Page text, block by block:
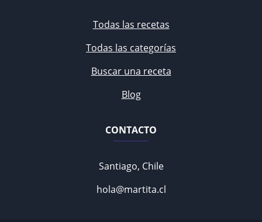
Todas las recetas
Todas las categorías
Buscar una receta
Blog
CONTACTO
Santiago, Chile
hola@martita.cl